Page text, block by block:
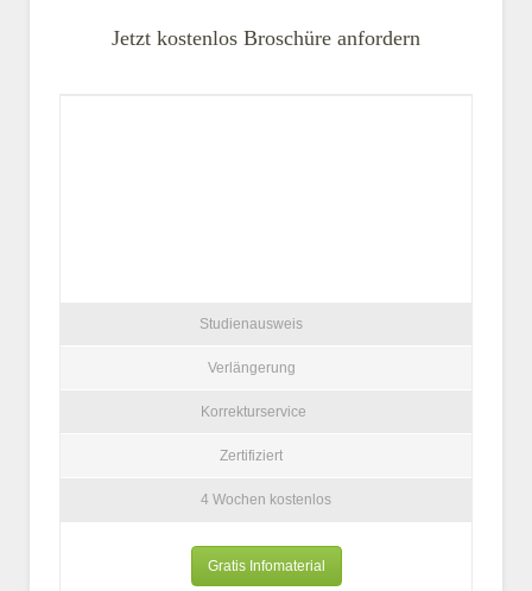
Jetzt kostenlos Broschüre anfordern
Studienausweis
Verlängerung
Korrekturservice
Zertifiziert
4 Wochen kostenlos
Gratis Infomaterial